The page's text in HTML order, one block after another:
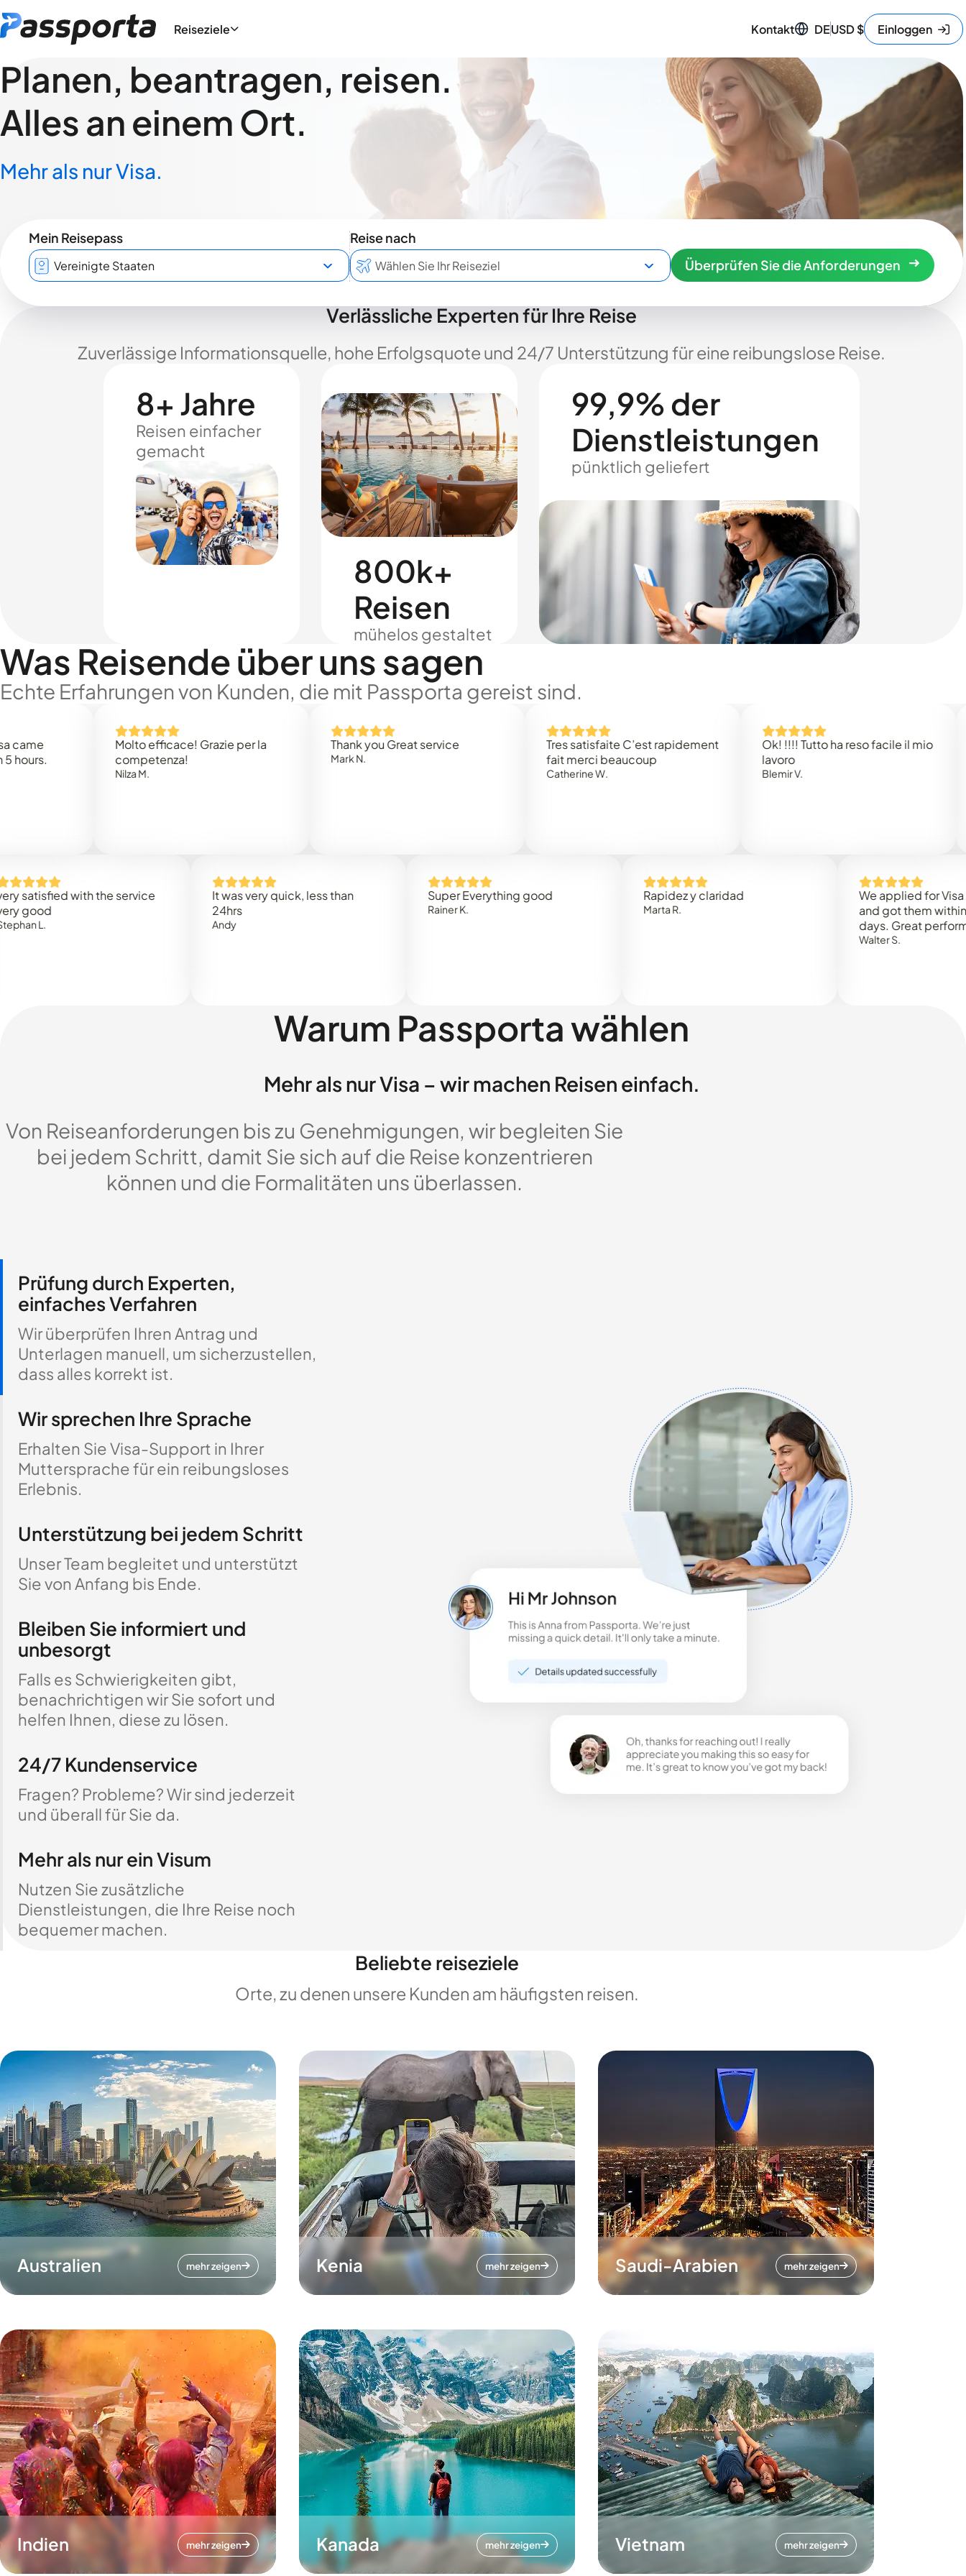
Reiseziele Kontakt DEUSD$ Einloggen
Planen, beantragen, reisen.
Alles an einem Ort.
Mehr als nur Visa.
Mein Reisepass
Reise nach
Überprüfen Sie die Anforderungen
Verlässliche Experten für Ihre Reise
Zuverlässige Informationsquelle, hohe Erfolgsquote und 24/7 Unterstützung für eine reibungslose Reise.
8+ Jahre
Reisen einfacher
gemacht
800k+
Reisen
mühelos gestaltet
99,9% der
Dienstleistungen
pünktlich geliefert
Was Reisende über uns sagen
Echte Erfahrungen von Kunden, die mit Passporta gereist sind.
Molto efficace! Grazie per la
competenza!
Thank you Great service
Tres satisfaite C’est rapidement
fait merci beaucoup
Catherine W.
Ok! !!!! Tutto ha reso facile il mio
Blemir V.
with the service
It was very quick, less than
Super Everything good
Rainer K.
Rapidez y claridad
We applied for Visa to
and got them within 3
days. Great performance!
Walter S.
Warum Passporta wählen
Mehr als nur Visa – wir machen Reisen einfach.
Von Reiseanforderungen bis zu Genehmigungen, wir begleiten Sie
bei jedem Schritt, damit Sie sich auf die Reise konzentrieren
können und die Formalitäten uns überlassen.
Prüfung durch Experten,
einfaches Verfahren
Wir überprüfen Ihren Antrag und
Unterlagen manuell, um sicherzustellen,
dass alles korrekt ist.
Wir sprechen Ihre Sprache
Erhalten Sie Visa-Support in Ihrer
Muttersprache für ein reibungsloses
Erlebnis.
Unterstützung bei jedem Schritt
Unser Team begleitet und unterstützt
Sie von Anfang bis Ende.
Bleiben Sie informiert und
unbesorgt
Falls es Schwierigkeiten gibt,
benachrichtigen wir Sie sofort und
helfen Ihnen, diese zu lösen.
24/7 Kundenservice
Fragen? Probleme? Wir sind jederzeit
und überall für Sie da.
Mehr als nur ein Visum
Nutzen Sie zusätzliche
Dienstleistungen, die Ihre Reise noch
bequemer machen.
Beliebte reiseziele
Orte, zu denen unsere Kunden am häufigsten reisen.
Australien mehr zeigen Kenia mehr zeigen Saudi-Arabien mehr zeigen
Indien mehr zeigen Kanada mehr zeigen Vietnam mehr zeigen